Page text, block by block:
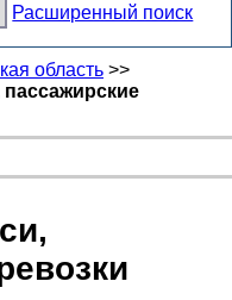
Расширенный поиск
область >>
пассажирские